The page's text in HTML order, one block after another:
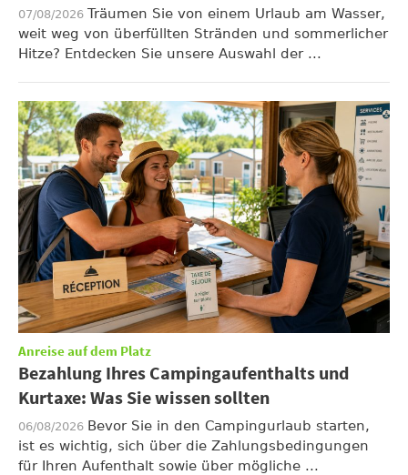
07/08/2026 Träumen Sie von einem Urlaub am Wasser,
weit weg von überfüllten Stränden und sommerlicher
Hitze? Entdecken Sie unsere Auswahl der ...
Anreise auf dem Platz
Bezahlung Ihres Campingaufenthalts und
Kurtaxe: Was Sie wissen sollten
06/08/2026 Bevor Sie in den Campingurlaub starten,
ist es wichtig, sich über die Zahlungsbedingungen
für Ihren Aufenthalt sowie über mögliche ...